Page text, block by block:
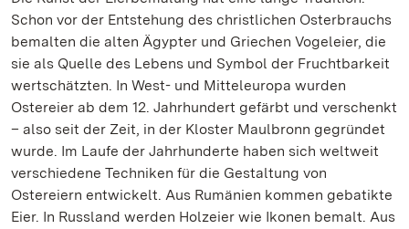
Schon vor der Entstehung des christlichen Osterbrauchs
bemalten die alten Ägypter und Griechen Vogeleier, die
sie als Quelle des Lebens und Symbol der Fruchtbarkeit
wertschätzten. In West- und Mitteleuropa wurden
Ostereier ab dem 12. Jahrhundert gefärbt und verschenkt
– also seit der Zeit, in der Kloster Maulbronn gegründet
wurde. Im Laufe der Jahrhunderte haben sich weltweit
verschiedene Techniken für die Gestaltung von
Ostereiern entwickelt. Aus Rumänien kommen gebatikte
Eier. In Russland werden Holzeier wie Ikonen bemalt. Aus